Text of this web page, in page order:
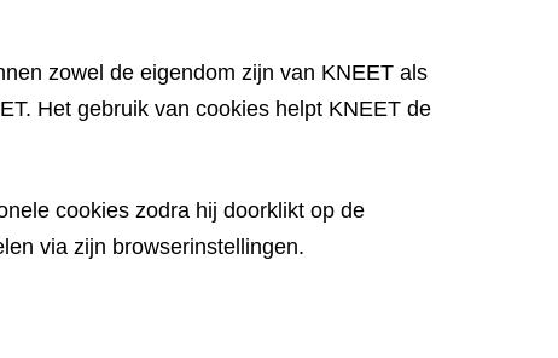
zowel de eigendom zijn van KNEET als
Het gebruik van cookies helpt KNEET de
cookies zodra hij doorklikt op de
via zijn browserinstellingen.